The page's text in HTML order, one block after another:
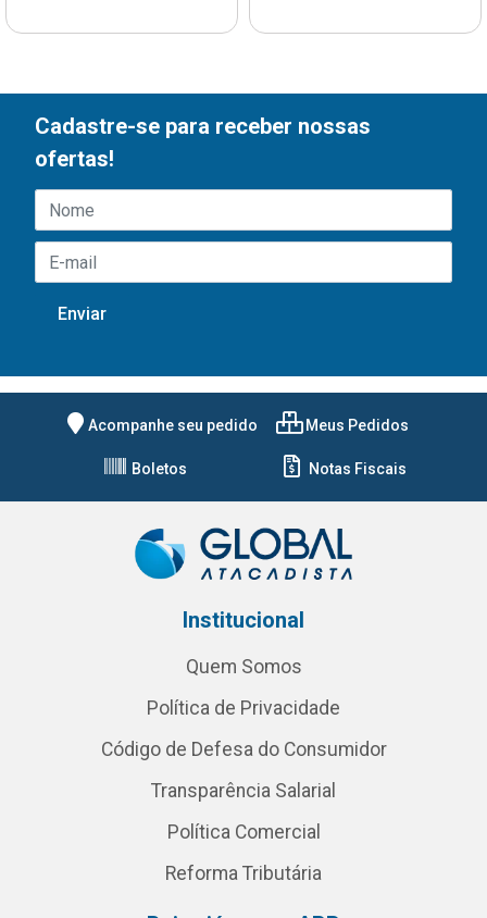
Cadastre-se para receber nossas
ofertas!
Acompanhe seu pedido Meus Pedidos
Boletos Notas Fiscais
Institucional
Quem Somos
Política de Privacidade
Código de Defesa do Consumidor
Transparência Salarial
Política Comercial
Reforma Tributária